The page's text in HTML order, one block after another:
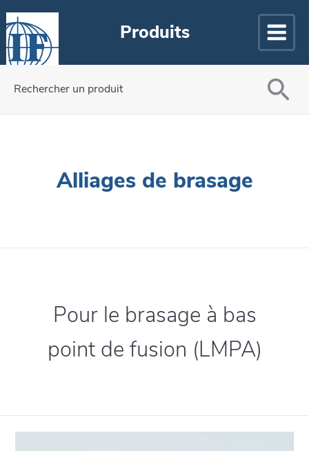
Produits
Rechercher un produit
Alliages de brasage
Pour le brasage à bas
point de fusion (LMPA)